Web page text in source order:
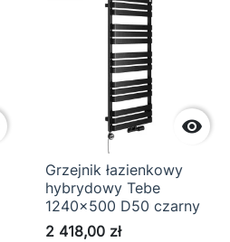

Grzejnik łazienkowy
hybrydowy Tebe
1240x500 D50 czarny
2 418,00 zł